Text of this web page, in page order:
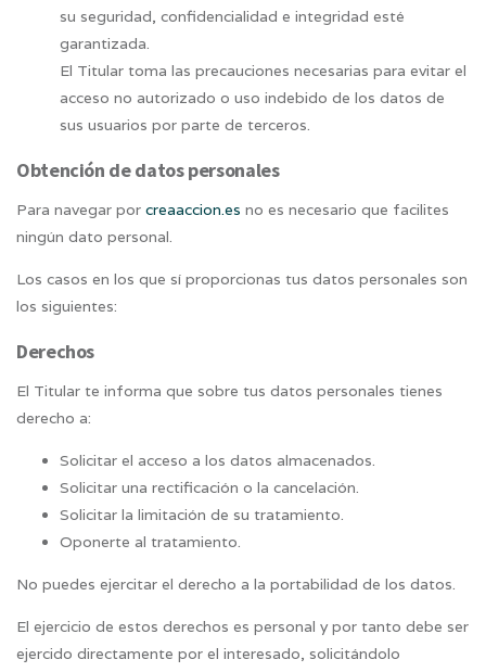
su seguridad, confidencialidad e integridad esté
garantizada.
El Titular toma las precauciones necesarias para evitar el
acceso no autorizado o uso indebido de los datos de
sus usuarios por parte de terceros.
Obtención de datos personales
Para navegar por creaaccion.es no es necesario que facilites
ningún dato personal.
Los casos en los que sí proporcionas tus datos personales son
los siguientes:
Derechos
El Titular te informa que sobre tus datos personales tienes
derecho a:
Solicitar el acceso a los datos almacenados.
Solicitar una rectificación o la cancelación.
Solicitar la limitación de su tratamiento.
Oponerte al tratamiento.
No puedes ejercitar el derecho a la portabilidad de los datos.
El ejercicio de estos derechos es personal y por tanto debe ser
ejercido directamente por el interesado, solicitándolo